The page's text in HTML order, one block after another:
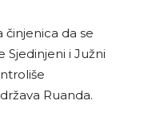
da se
Sjedinjeni i Južni
Ruanda.